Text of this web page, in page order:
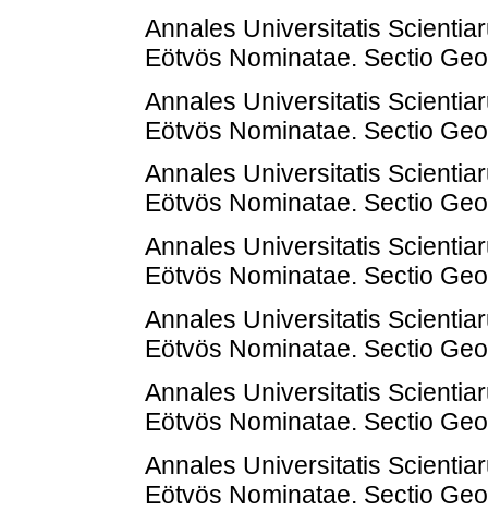
Annales Universitatis
Eötvös Nominatae. Sectio
Annales Universitatis
Eötvös Nominatae. Sectio
Annales Universitatis
Eötvös Nominatae. Sectio
Annales Universitatis
Eötvös Nominatae. Sectio
Annales Universitatis
Eötvös Nominatae. Sectio
Annales Universitatis
Eötvös Nominatae. Sectio
Annales Universitatis
Eötvös Nominatae. Sectio